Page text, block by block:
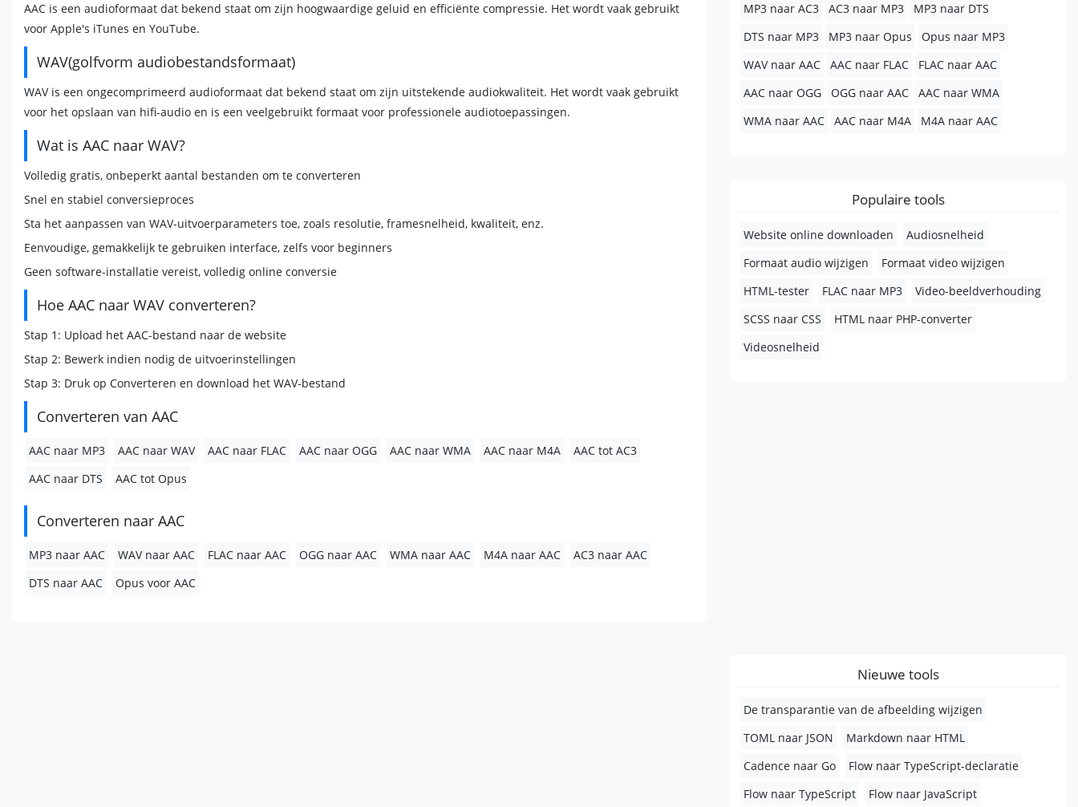
AAC is een audioformaat dat bekend staat om zijn hoogwaardige geluid en efficiënte compressie. Het wordt vaak gebruikt
voor Apple's iTunes en YouTube.
WAV(golfvorm audiobestandsformaat)
WAV is een ongecomprimeerd audioformaat dat bekend staat om zijn uitstekende audiokwaliteit. Het wordt vaak gebruikt
voor het opslaan van hifi-audio en is een veelgebruikt formaat voor professionele audiotoepassingen.
Wat is AAC naar WAV?
Volledig gratis, onbeperkt aantal bestanden om te converteren
Snel en stabiel conversieproces
Sta het aanpassen van WAV-uitvoerparameters toe, zoals resolutie, framesnelheid, kwaliteit, enz.
Eenvoudige, gemakkelijk te gebruiken interface, zelfs voor beginners
Geen software-installatie vereist, volledig online conversie
Hoe AAC naar WAV converteren?
Stap 1: Upload het AAC-bestand naar de website
Stap 2: Bewerk indien nodig de uitvoerinstellingen
Stap 3: Druk op Converteren en download het WAV-bestand
Converteren van AAC
AAC naar MP3 AAC naar WAV AAC naar FLAC AAC naar OGG AAC naar WMA AAC naar M4A
AAC tot AC3
AAC naar DTS
AAC tot Opus
Converteren naar AAC
MP3 naar AAC WAV naar AAC FLAC naar AAC OGG naar AAC WMA naar AAC M4A naar AAC
AC3 naar AAC
DTS naar AAC
Opus voor AAC
MP3 naar AC3
AC3 naar MP3
MP3 naar DTS
DTS naar MP3
MP3 naar Opus
Opus naar MP3
WAV naar AAC
AAC naar FLAC
FLAC naar AAC
AAC naar OGG
OGG naar AAC
AAC naar WMA
WMA naar AAC
AAC naar M4A M4A naar AAC
Populaire tools
Website online downloaden
Audiosnelheid
Formaat audio wijzigen
Formaat video wijzigen
HTML-tester
FLAC naar MP3
Video-beeldverhouding
SCSS naar CSS
HTML naar PHP-converter
Videosnelheid
Nieuwe tools
De transparantie van de afbeelding wijzigen
TOML naar JSON
Markdown naar HTML
Cadence naar Go
Flow naar TypeScript-declaratie
Flow naar TypeScript
Flow naar JavaScript